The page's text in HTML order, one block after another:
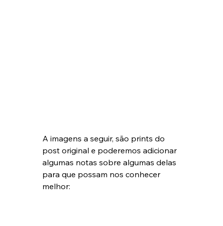
A imagens a seguir, são prints do
post original e poderemos adicionar
algumas notas sobre algumas delas
para que possam nos conhecer
melhor: